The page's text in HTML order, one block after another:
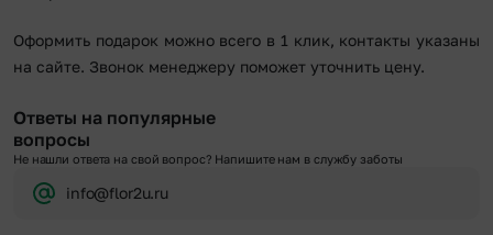
Оформить подарок можно всего в 1 клик, контакты указаны
на сайте. Звонок менеджеру поможет уточнить цену.
Ответы на популярные
вопросы
Не нашли ответа на свой вопрос? Напишите нам в службу заботы
info@flor2u.ru